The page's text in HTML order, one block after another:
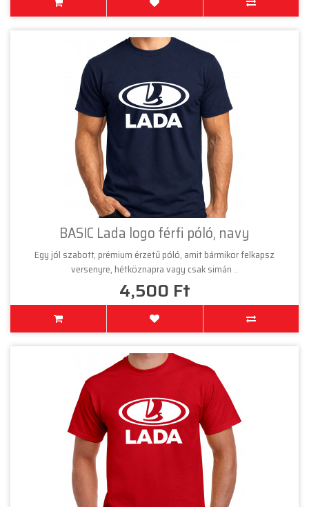
BASIC Lada logo férfi póló, navy
Egy jól szabott, prémium érzetű póló, amit bármikor felkapsz
versenyre, hétköznapra vagy csak simán ..
4,500 Ft